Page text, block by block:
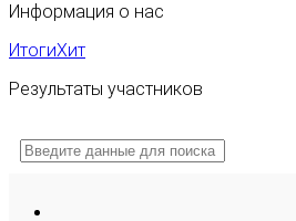
Информация о нас
ИтогиХит
Результаты участников